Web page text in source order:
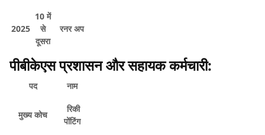
2025
10 में
से
दूसरा
रनर अप
पीबीकेएस प्रशासन और सहायक कर्मचारी:
पद नाम
मुख्य कोच
रिकी
पोंटिंग